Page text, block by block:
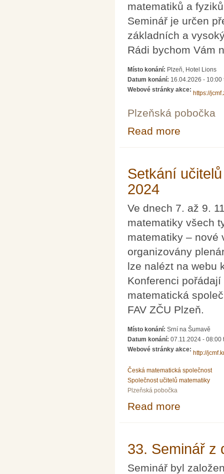
matematiků a
Seminář je určen
základních a
Rádi bychom Vám
Místo konání: Plzeň, Hotel Lions
Datum konání: 16.04.2026 - 10:00
Webové stránky akce:
https://
Plzeňská pobočka
Read more
Setkání
2024
Ve dnech 7. až 9.
matematiky všech
matematiky – nové
organizovány
lze nalézt na webu
Konferenci
matematická
FAV ZČU Plzeň.
Místo konání: Srní na Šumavě
Datum konání: 07.11.2024 - 08:00
Webové stránky akce:
http://
Česká matematická společnost
Společnost učitelů matematiky
Plzeňská pobočka
Read more
33. Seminář z
Seminář byl